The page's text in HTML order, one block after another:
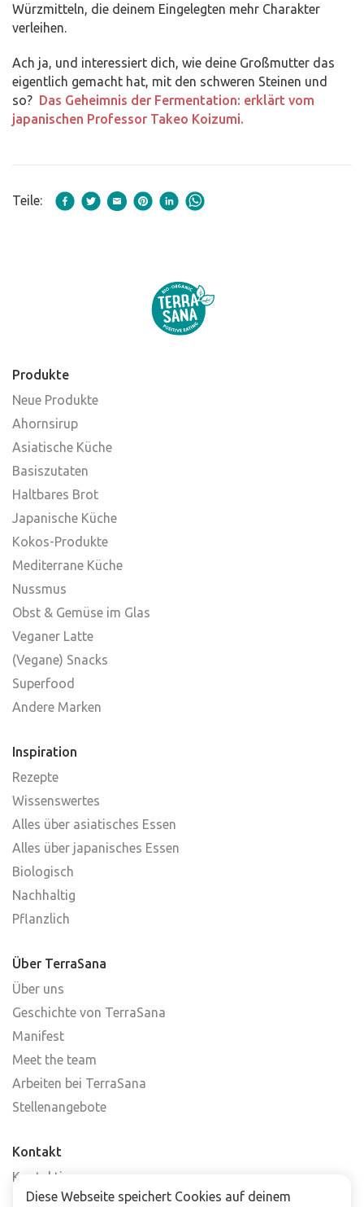
Würzmitteln, die deinem Eingelegten mehr Charakter
verleihen.
Ach ja, und interessiert dich, wie deine Großmutter das
eigentlich gemacht hat, mit den schweren Steinen und
so? Das Geheimnis der Fermentation: erklärt vom
japanischen Professor Takeo Koizumi.
Teile:
Produkte
Neue Produkte
Ahornsirup
Asiatische Küche
Basiszutaten
Haltbares Brot
Japanische Küche
Kokos-Produkte
Mediterrane Küche
Nussmus
Obst & Gemüse im Glas
Veganer Latte
(Vegane) Snacks
Superfood
Andere Marken
Inspiration
Rezepte
Wissenswertes
Alles über asiatisches Essen
Alles über japanisches Essen
Biologisch
Nachhaltig
Pflanzlich
Über TerraSana
Über uns
Geschichte von TerraSana
Manifest
Meet the team
Arbeiten bei TerraSana
Stellenangebote
Kontakt
Kontaktiere uns
Häufig gestellte Fragen
Diese Webseite speichert Cookies auf deinem